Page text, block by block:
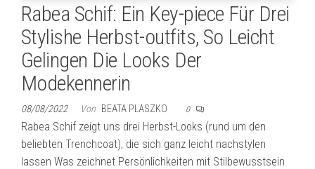
Rabea Schif: Ein Key-piece Für Drei
Stylishe Herbst-outfits, So Leicht
Gelingen Die Looks Der
Modekennerin
08/08/2022 Von BEATA PLASZKO 0
Rabea Schif zeigt uns drei Herbst-Looks (rund um den
beliebten Trenchcoat), die sich ganz leicht nachstylen
lassen Was zeichnet Persönlichkeiten mit Stilbewusstsein